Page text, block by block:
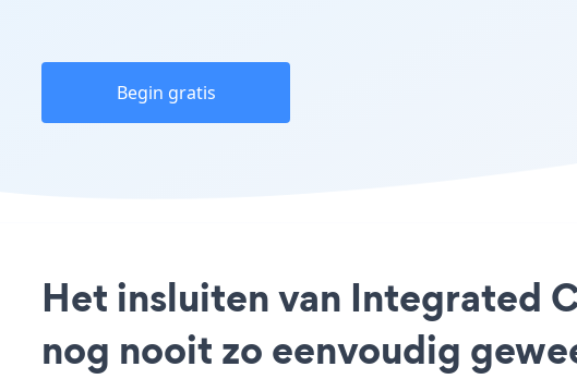
Begin gratis
Het insluiten van Integrated
nog nooit zo eenvoudig